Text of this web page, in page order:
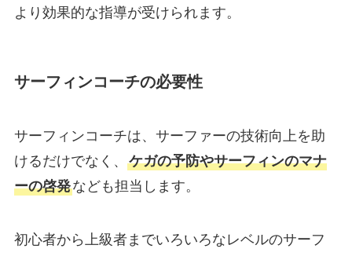
より効果的な指導が受けられます。
サーフィンコーチの必要性
サーフィンコーチは、サーファーの技術向上を助
けるだけでなく、 ケガの予防やサーフィンのマナ
ーの啓発なども担当します。
初心者から上級者までいろいろなレベルのサーフ